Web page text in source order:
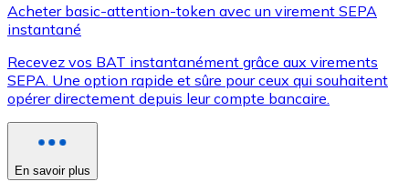
Acheter basic-attention-token avec un virement SEPA
instantané
Recevez vos BAT instantanément grâce aux virements
SEPA. Une option rapide et sûre pour ceux qui souhaitent
opérer directement depuis leur compte bancaire.
En savoir plus